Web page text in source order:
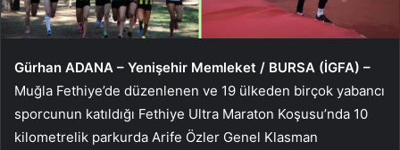
Gürhan ADANA – Yenişehir Memleket / BURSA (İGFA) –
Muğla Fethiye’de düzenlenen ve 19 ülkeden birçok yabancı
sporcunun katıldığı Fethiye Ultra Maraton Koşusu’nda 10
kilometrelik parkurda Arife Özler Genel Klasman